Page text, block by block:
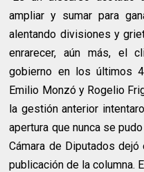
ampliar y sumar para
alentando divisiones y
enrarecer, aún más, el
gobierno en los últimos
Emilio Monzó y Rogelio
la gestión anterior
apertura que nunca se
Cámara de Diputados
publicación de la columna.